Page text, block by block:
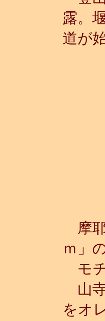
露。
道が
摩耶
ｍ」
モ
山
をオ